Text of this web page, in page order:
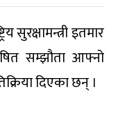
सुरक्षामन्त्री इतमार
सम्झौता आफ्नो
दिएका छन् ।